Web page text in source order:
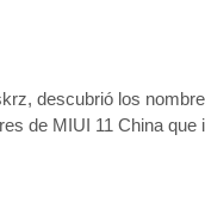
descubrió los
de MIUI 11 China que